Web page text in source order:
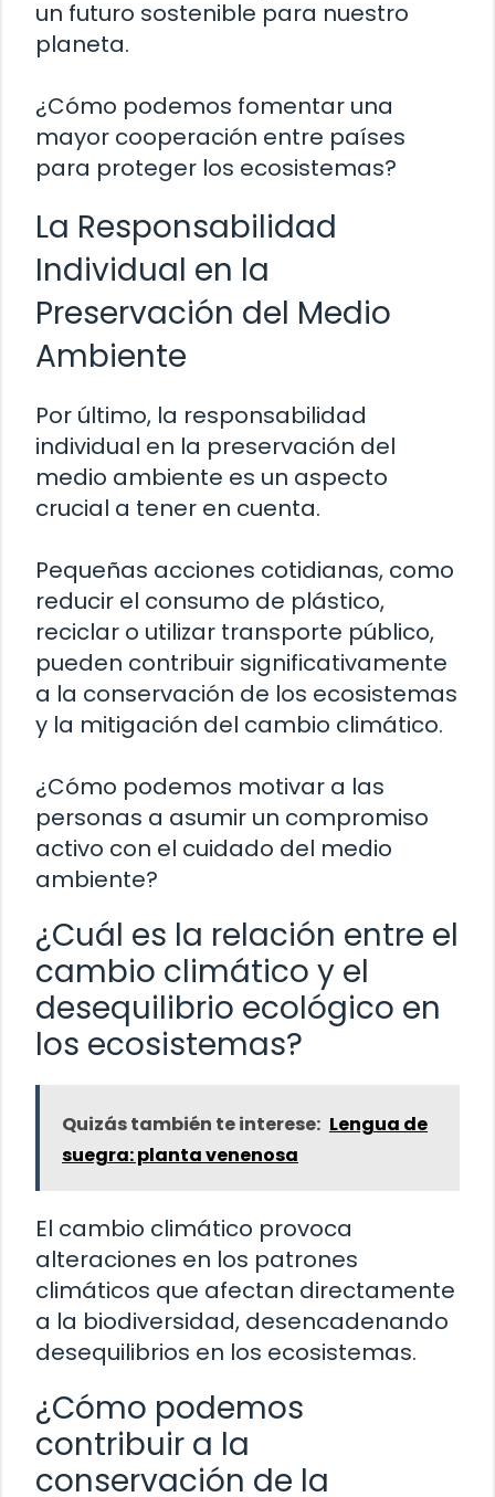
un futuro sostenible para nuestro
planeta.
¿Cómo podemos fomentar una
mayor cooperación entre países
para proteger los ecosistemas?
La Responsabilidad
Individual en la
Preservación del Medio
Ambiente
Por último, la responsabilidad
individual en la preservación del
medio ambiente es un aspecto
crucial a tener en cuenta.
Pequeñas acciones cotidianas, como
reducir el consumo de plástico,
reciclar o utilizar transporte público,
pueden contribuir significativamente
a la conservación de los ecosistemas
y la mitigación del cambio climático.
¿Cómo podemos motivar a las
personas a asumir un compromiso
activo con el cuidado del medio
ambiente?
¿Cuál es la relación entre el
cambio climático y el
desequilibrio ecológico en
los ecosistemas?
Quizás también te interese: Lengua de
suegra: planta venenosa
El cambio climático provoca
alteraciones en los patrones
climáticos que afectan directamente
a la biodiversidad, desencadenando
desequilibrios en los ecosistemas.
¿Cómo podemos
contribuir a la
conservación de la